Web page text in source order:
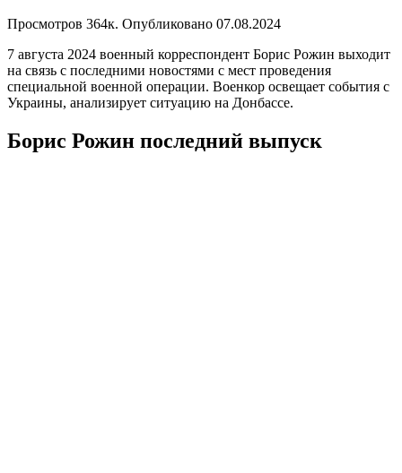
Просмотров 364к. Опубликовано 07.08.2024
7 августа 2024 военный корреспондент Борис Рожин выходит
на связь с последними новостями с мест проведения
специальной военной операции. Военкор освещает события с
Украины, анализирует ситуацию на Донбассе.
Борис Рожин последний выпуск